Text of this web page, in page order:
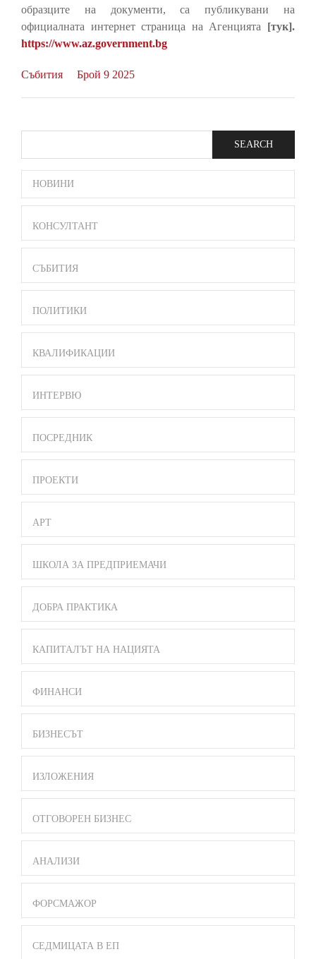
образците на документи, са публикувани на
официалната интернет страница на Агенцията [тук].
https://www.az.government.bg
Събития Брой 9 2025
SIDE
BAR
MENU
НОВИНИ
КОНСУЛТАНТ
СЪБИТИЯ
ПОЛИТИКИ
КВАЛИФИКАЦИИ
ИНТЕРВЮ
ПОСРЕДНИК
ПРОЕКТИ
АРТ
ШКОЛА ЗА ПРЕДПРИЕМАЧИ
ДОБРА ПРАКТИКА
КАПИТАЛЪТ НА НАЦИЯТА
ФИНАНСИ
БИЗНЕСЪТ
ИЗЛОЖЕНИЯ
ОТГОВОРЕН БИЗНЕС
АНАЛИЗИ
ФОРСМАЖОР
СЕДМИЦАТА В ЕП